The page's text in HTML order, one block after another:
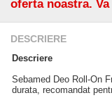
oferta noastra.
DESCRIERE
Descriere
Sebamed Deo Roll-On
durata, recomandat